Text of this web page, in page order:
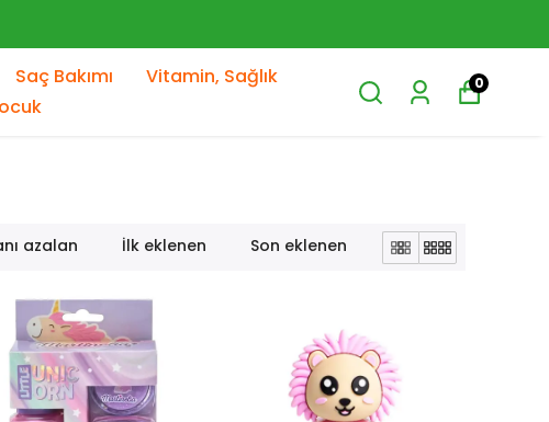
Saç Bakımı
Vitamin, Sağlık
0
azalan İlk eklenen Son eklenen